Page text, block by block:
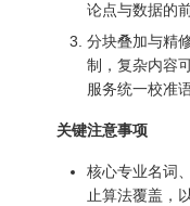
论点与数据的
分块叠加与精
制，复杂内容
服务统一校准
关键注意事项
核心专业名词
止算法覆盖，